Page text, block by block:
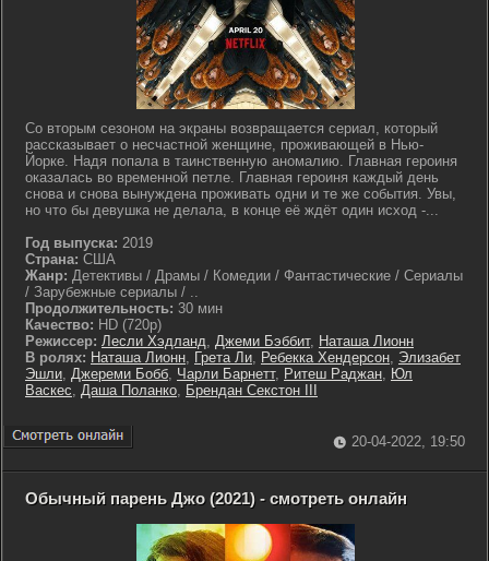
Со вторым сезоном на экраны возвращается сериал, который
рассказывает о несчастной женщине, проживающей в Нью-
Йорке. Надя попала в таинственную аномалию. Главная героиня
оказалась во временной петле. Главная героиня каждый день
снова и снова вынуждена проживать одни и те же события. Увы,
но что бы девушка не делала, в конце её ждёт один исход -...
Год выпуска: 2019
Страна: США
Жанр: Детективы / Драмы / Комедии / Фантастические / Сериалы
/ Зарубежные сериалы / ..
Продолжительность: 30 мин
Качество: HD (720p)
Режиссер: Лесли Хэдланд, Джеми Бэббит, Наташа Лионн
В ролях: Наташа Лионн, Грета Ли, Ребекка Хендерсон, Элизабет
Эшли, Джереми Бобб, Чарли Барнетт, Ритеш Раджан, Юл
Васкес, Даша Поланко, Брендан Секстон III
20-04-2022, 19:50
Обычный парень Джо (2021) - смотреть онлайн